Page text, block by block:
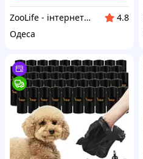
ZooLife - інтернет-магазин товарів для тварин
4.8
Одеса